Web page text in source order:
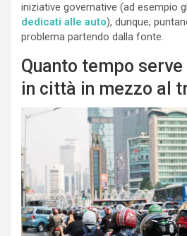
iniziative governative (ad esempio
dedicati alle auto), dunque,
problema partendo dalla fonte.
Quanto tempo
in città in mezzo al